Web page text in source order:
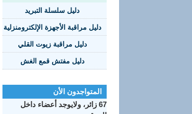
دليل سلسلة التبريد
دليل مراقبة الأجهزة الإلكترومنزلية
دليل مراقبة زيوت القلي
دليل مفتش قمع الغش
المتواجدون الأن
67 زائر، ولايوجد أعضاء داخل